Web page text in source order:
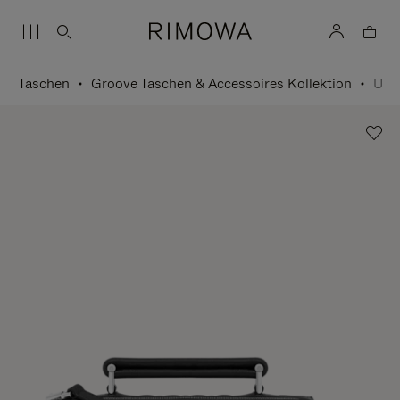
Taschen Groove Taschen & Accessoires Kollektion